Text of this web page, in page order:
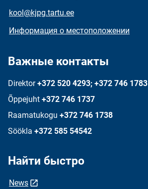
kool@kjpg.tartu.ee
Информация о местоположении
Важные контакты
Direktor +372 520 4293; +372 746 1783
Õppejuht +372 746 1737
Raamatukogu +372 746 1738
Söökla +372 585 54542
Найти быстро
News